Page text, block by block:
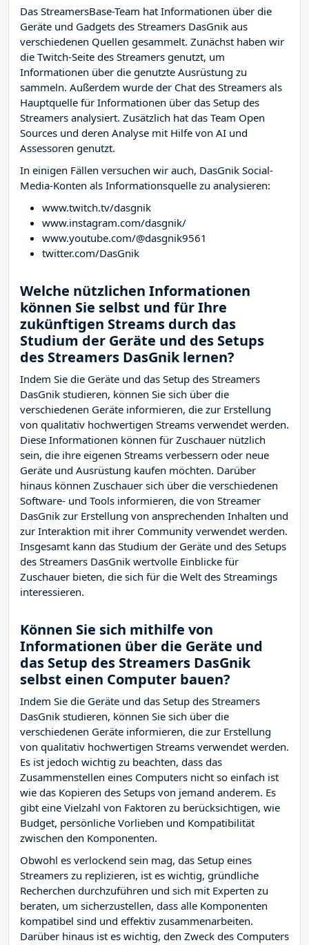
Das StreamersBase-Team hat Informationen über die
Geräte und Gadgets des Streamers DasGnik aus
verschiedenen Quellen gesammelt. Zunächst haben wir
die Twitch-Seite des Streamers genutzt, um
Informationen über die genutzte Ausrüstung zu
sammeln. Außerdem wurde der Chat des Streamers als
Hauptquelle für Informationen über das Setup des
Streamers analysiert. Zusätzlich hat das Team Open
Sources und deren Analyse mit Hilfe von AI und
Assessoren genutzt.
In einigen Fällen versuchen wir auch, DasGnik Social-
Media-Konten als Informationsquelle zu analysieren:
www.twitch.tv/dasgnik
www.instagram.com/dasgnik/
www.youtube.com/@dasgnik9561
twitter.com/DasGnik
Welche nützlichen Informationen
können Sie selbst und für Ihre
zukünftigen Streams durch das
Studium der Geräte und des Setups
des Streamers DasGnik lernen?
Indem Sie die Geräte und das Setup des Streamers
DasGnik studieren, können Sie sich über die
verschiedenen Geräte informieren, die zur Erstellung
von qualitativ hochwertigen Streams verwendet werden.
Diese Informationen können für Zuschauer nützlich
sein, die ihre eigenen Streams verbessern oder neue
Geräte und Ausrüstung kaufen möchten. Darüber
hinaus können Zuschauer sich über die verschiedenen
Software- und Tools informieren, die von Streamer
DasGnik zur Erstellung von ansprechenden Inhalten und
zur Interaktion mit ihrer Community verwendet werden.
Insgesamt kann das Studium der Geräte und des Setups
des Streamers DasGnik wertvolle Einblicke für
Zuschauer bieten, die sich für die Welt des Streamings
interessieren.
Können Sie sich mithilfe von
Informationen über die Geräte und
das Setup des Streamers DasGnik
selbst einen Computer bauen?
Indem Sie die Geräte und das Setup des Streamers
DasGnik studieren, können Sie sich über die
verschiedenen Geräte informieren, die zur Erstellung
von qualitativ hochwertigen Streams verwendet werden.
Es ist jedoch wichtig zu beachten, dass das
Zusammenstellen eines Computers nicht so einfach ist
wie das Kopieren des Setups von jemand anderem. Es
gibt eine Vielzahl von Faktoren zu berücksichtigen, wie
Budget, persönliche Vorlieben und Kompatibilität
zwischen den Komponenten.
Obwohl es verlockend sein mag, das Setup eines
Streamers zu replizieren, ist es wichtig, gründliche
Recherchen durchzuführen und sich mit Experten zu
beraten, um sicherzustellen, dass alle Komponenten
kompatibel sind und effektiv zusammenarbeiten.
Darüber hinaus ist es wichtig, den Zweck des Computers